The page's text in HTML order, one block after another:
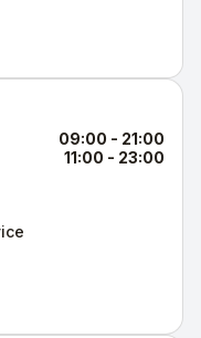
09:00 - 21:00
11:00 - 23:00